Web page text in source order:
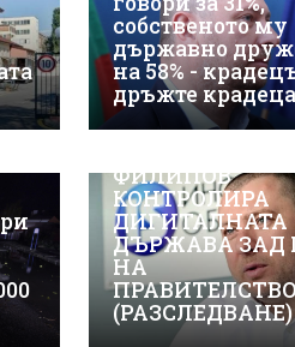
собственото му
държавно
на 58% -
дръжте крадеца
ФИЛИПОВ
КОНТРОЛИРА
ДИГИТАЛНАТА
ДЪРЖАВА ЗАД
НА
(РАЗСЛЕДВАНЕ)